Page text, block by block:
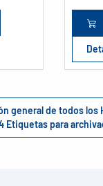
general de todos los
Etiquetas para